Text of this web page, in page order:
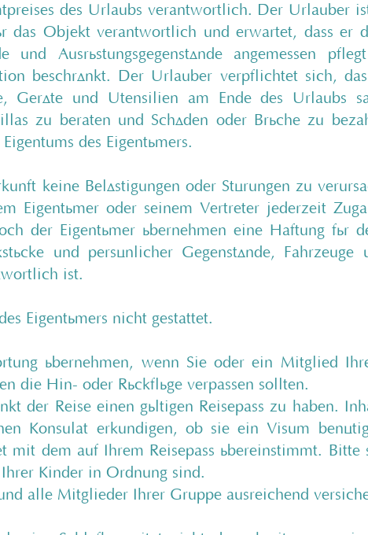
des Urlaubs verantwortlich. Der Urlauber
das Objekt verantwortlich und erwartet, dass er
und Ausrüstungsgegenstände angemessen
beschränkt. Der Urlauber verpflichtet sich,
Geräte und Utensilien am Ende des Urlaubs
zu beraten und Schäden oder Brüche zu
des Eigentümers.
keine Belästigungen oder Störungen zu
Eigentümer oder seinem Vertreter jederzeit
der Eigentümer übernehmen eine Haftung für
und persönlicher Gegenstände, Fahrzeuge
ist.
Eigentümers nicht gestattet.
übernehmen, wenn Sie oder ein Mitglied
die Hin- oder Rückflüge verpassen sollten.
der Reise einen gültigen Reisepass zu haben.
Konsulat erkundigen, ob sie ein Visum
dem auf Ihrem Reisepass übereinstimmt. Bitte
Ihrer Kinder in Ordnung sind.
alle Mitglieder Ihrer Gruppe ausreichend